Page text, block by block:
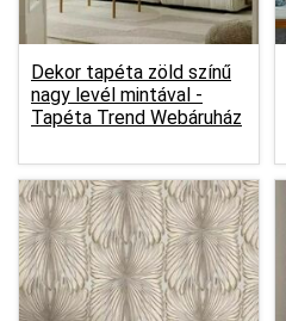
Dekor tapéta zöld színű
nagy levél mintával -
Tapéta Trend Webáruház